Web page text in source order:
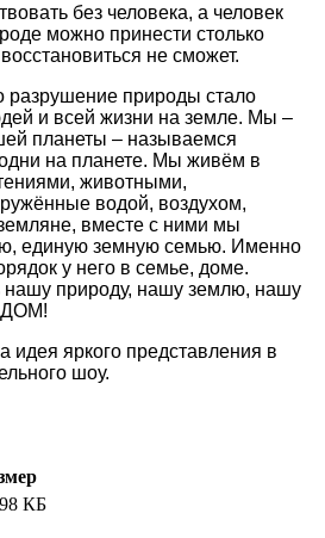
без человека, а человек
можно принести столько
не сможет.
разрушение природы стало
и всей жизни на земле. Мы –
планеты – называемся
на планете. Мы живём в
животными,
водой, воздухом,
вместе с ними мы
единую земную семью. Именно
у него в семье, доме.
нашу природу, нашу землю, нашу
ДОМ!
идея яркого представления в
шоу.
КБ